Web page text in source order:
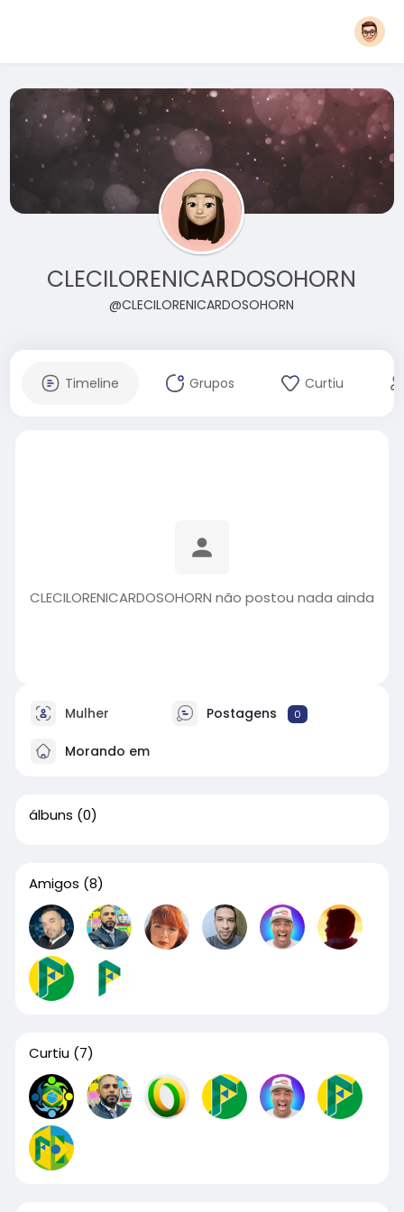
CLECILORENICARDOSOHORN
@CLECILORENICARDOSOHORN
Timeline Grupos Curtiu
CLECILORENICARDOSOHORN não postou nada ainda
Mulher Postagens 0
Morando em
álbuns (0)
Amigos (8)
Curtiu (7)